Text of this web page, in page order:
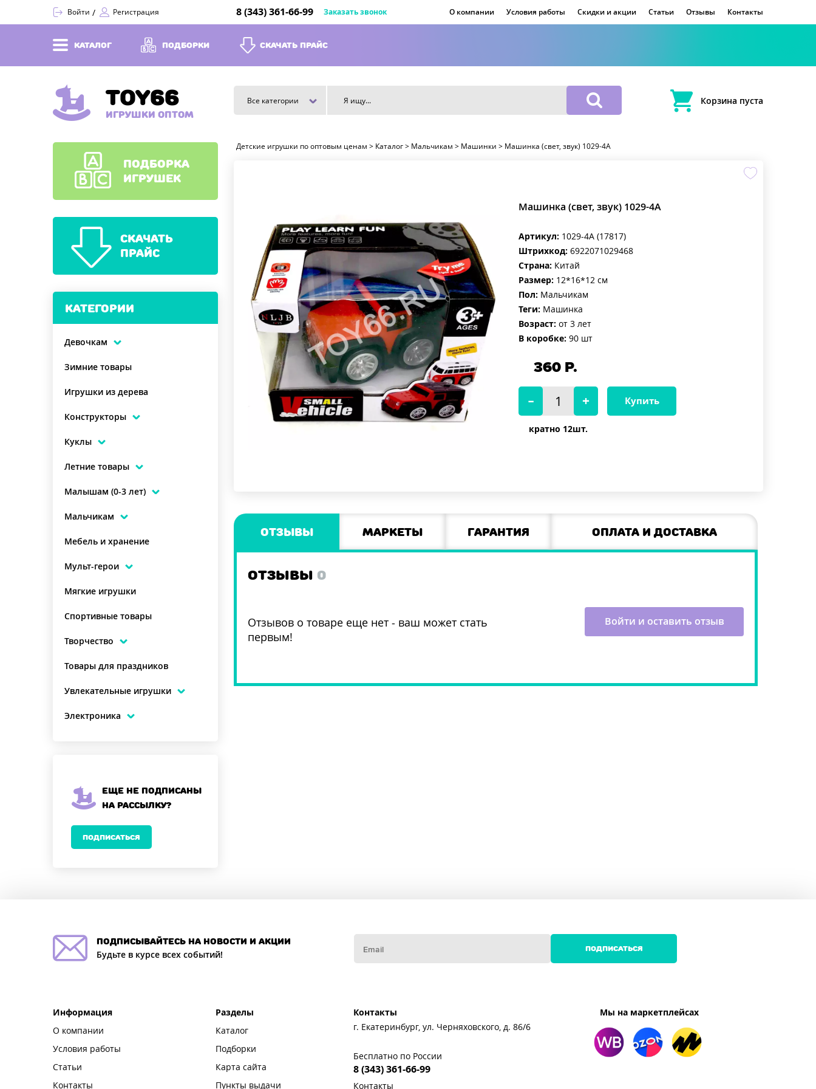
Войти Регистрация 8 (343) 361-66-99 Заказать звонок О компании Условия работы Скидки и акции Статьи Отзывы Контакты
КАТАЛОГ ПОДБОРКИ СКАЧАТЬ ПРАЙС
TOY66
ИГРУШКИ ОПТОМ
Все категории Корзина пуста
Детские игрушки по оптовым ценам > Каталог > Мальчикам > Машинки > Машинка (свет, звук) 1029-4A
Машинка (свет, звук) 1029-4A
Артикул: 1029-4A (17817)
Штрихкод: 6922071029468
Страна: Китай
Размер: 12*16*12 см
Пол: Мальчикам
Теги: Машинка
Возраст: от 3 лет
В коробке: 90 шт
360Р.
кратно 12шт.
Купить
Отзывы Маркеты Гарантия Оплата и доставка
ОТЗЫВЫ 0
Отзывов о товаре еще нет - ваш может стать
первым!
Войти и оставить отзыв
ПОДБОРКА
ИГРУШЕК
СКАЧАТЬ
ПРАЙС
КАТЕГОРИИ
Девочкам
Зимние товары
Игрушки из дерева
Конструкторы
Куклы
Летние товары
Малышам (0-3 лет)
Мальчикам
Мебель и хранение
Мульт-герои
Мягкие игрушки
Спортивные товары
Творчество
Товары для праздников
Увлекательные игрушки
Электроника
Еще не подписаны
на рассылку?
ПОДПИСАТЬСЯ
подписывайтесь на новости и акции
Будьте в курсе всех событий!
ПОДПИСАТЬСЯ
Информация
О компании
Условия работы
Статьи
Контакты
Разделы
Каталог
Подборки
Карта сайта
Пункты выдачи
Контакты
г. Екатеринбург, ул. Черняховского, д. 86/6
Бесплатно по России
8 (343) 361-66-99
Контакты
Мы на маркетплейсах